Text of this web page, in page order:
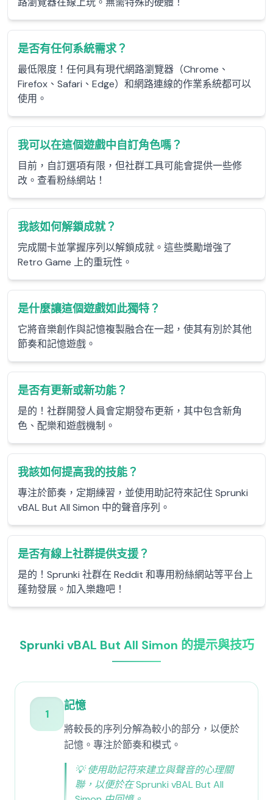
是否有任何系統需求？
最低限度！任何具有現代網路瀏覽器（Chrome、
Firefox、Safari、Edge）和網路連線的作業系統都可以
使用。
我可以在這個遊戲中自訂角色嗎？
目前，自訂選項有限，但社群工具可能會提供一些修
改。查看粉絲網站！
我該如何解鎖成就？
完成關卡並掌握序列以解鎖成就。這些獎勵增強了
Retro Game 上的重玩性。
是什麼讓這個遊戲如此獨特？
它將音樂創作與記憶複製融合在一起，使其有別於其他
節奏和記憶遊戲。
是否有更新或新功能？
是的！社群開發人員會定期發布更新，其中包含新角
色、配樂和遊戲機制。
我該如何提高我的技能？
專注於節奏，定期練習，並使用助記符來記住 Sprunki
vBAL But All Simon 中的聲音序列。
是否有線上社群提供支援？
是的！Sprunki 社群在 Reddit 和專用粉絲網站等平台上
蓬勃發展。加入樂趣吧！
Sprunki vBAL But All Simon 的提示與技巧
1
記憶
將較長的序列分解為較小的部分，以便於
記憶。專注於節奏和模式。
💡使用助記符來建立與聲音的心理關
聯，以便於在 Sprunki vBAL But All